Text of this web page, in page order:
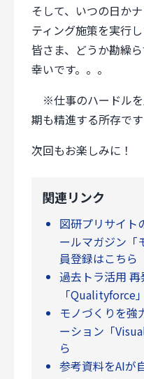
そして、いつの日か
ティング施策を実行
皆さま、どうか勘繰
幸いです。。。
※仕事のハードルを
期も精進する所存です
次回もお楽しみに！
関連リンク
図研プリサイト
ールマガジン「
員登録はこちら
過去トラ活用
「Qualityforce
モノづくりを強
ーション「
ら
参考資料をAIが